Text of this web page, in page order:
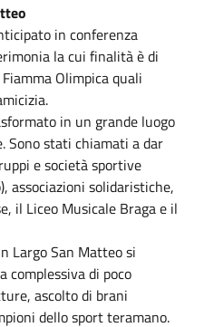
in conferenza
la cui finalità è di
Olimpica quali
in un grande luogo
Sono stati chiamati a dar
e società sportive
associazioni solidaristiche,
il Liceo Musicale Braga e il
Largo San Matteo si
complessiva di poco
ascolto di brani
dello sport teramano.